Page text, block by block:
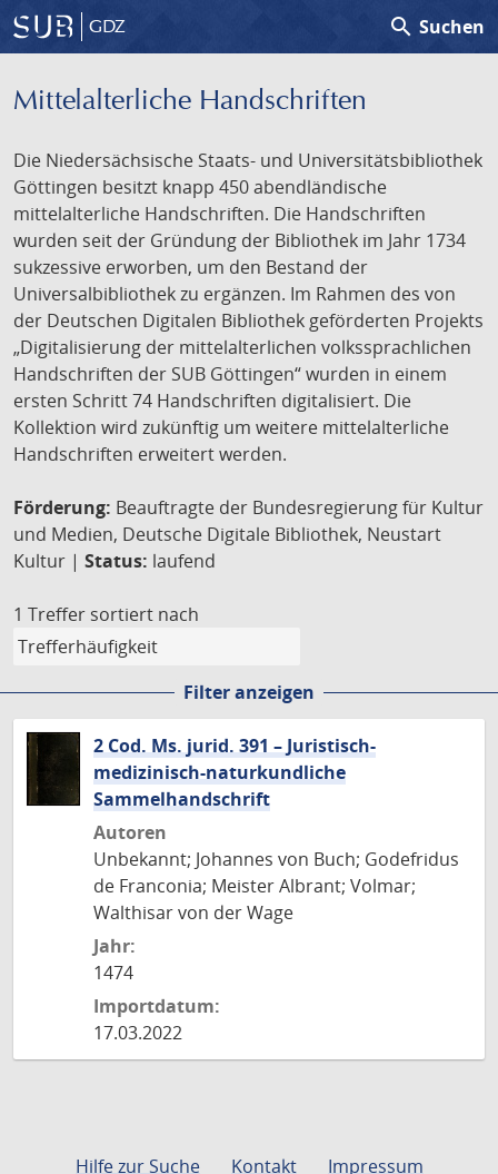
GDZ search Suchen
Mittelalterliche Handschriften
Die Niedersächsische Staats- und Universitätsbibliothek
Göttingen besitzt knapp 450 abendländische
mittelalterliche Handschriften. Die Handschriften
wurden seit der Gründung der Bibliothek im Jahr 1734
sukzessive erworben, um den Bestand der
Universalbibliothek zu ergänzen. Im Rahmen des von
der Deutschen Digitalen Bibliothek geförderten Projekts
„Digitalisierung der mittelalterlichen volkssprachlichen
Handschriften der SUB Göttingen“ wurden in einem
ersten Schritt 74 Handschriften digitalisiert. Die
Kollektion wird zukünftig um weitere mittelalterliche
Handschriften erweitert werden.
Förderung: Beauftragte der Bundesregierung für Kultur
und Medien, Deutsche Digitale Bibliothek, Neustart
Kultur | Status: laufend
1 Treffer sortiert nach
Filter anzeigen
2 Cod. Ms. jurid. 391 – Juristisch-
medizinisch-naturkundliche
Sammelhandschrift
Autoren
Unbekannt; Johannes von Buch; Godefridus
de Franconia; Meister Albrant; Volmar;
Walthisar von der Wage
Jahr:
1474
Importdatum:
17.03.2022
Hilfe zur Suche Kontakt
Impressum